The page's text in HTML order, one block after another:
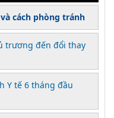
cách phòng tránh
trương đến đổi thay
Y tế 6 tháng đầu